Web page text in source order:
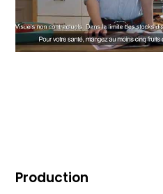
Production